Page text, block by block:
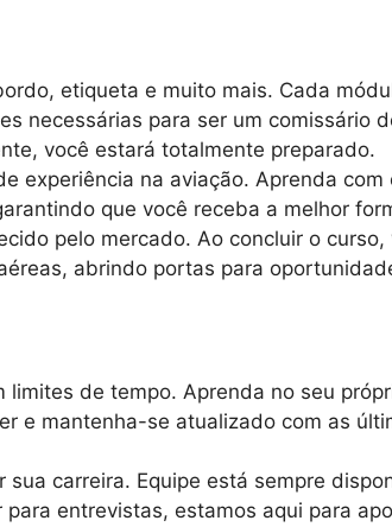
etiqueta e muito mais. Cada
necessárias para ser um comissário
você estará totalmente preparado.
experiência na aviação. Aprenda com
que você receba a melhor
pelo mercado. Ao concluir o curso,
abrindo portas para
de tempo. Aprenda no seu
e mantenha-se atualizado com as
carreira. Equipe está sempre
entrevistas, estamos aqui para